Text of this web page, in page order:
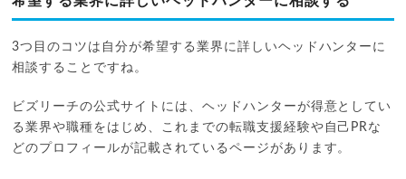
3つ目のコツは自分が希望する業界に詳しいヘッドハンターに
相談することですね。
ビズリーチの公式サイトには、ヘッドハンターが得意としてい
る業界や職種をはじめ、これまでの転職支援経験や自己PRな
どのプロフィールが記載されているページがあります。